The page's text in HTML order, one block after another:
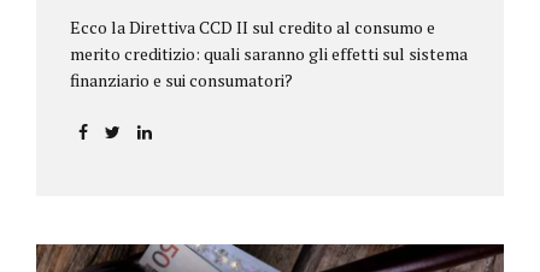
Ecco la Direttiva CCD II sul credito al consumo e
merito creditizio: quali saranno gli effetti sul sistema
finanziario e sui consumatori?